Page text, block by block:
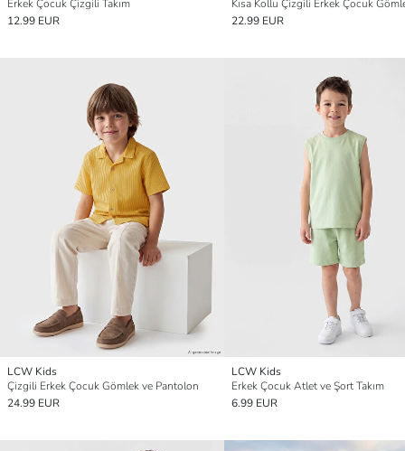
Erkek Çocuk Çizgili Takım
12.99 EUR
22.99 EUR
LCW Kids
Çizgili Erkek Çocuk Gömlek ve Pantolon
24.99 EUR
LCW Kids
Erkek Çocuk Atlet ve Şort Takım
6.99 EUR